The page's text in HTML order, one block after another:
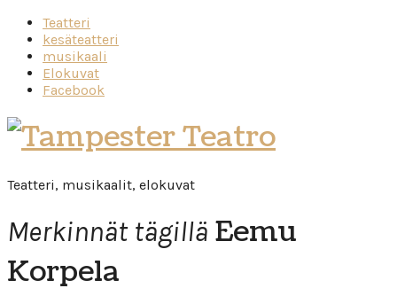
Teatteri
kesäteatteri
musikaali
Elokuvat
Facebook
Tampester
Teatro
Teatteri, musikaalit, elokuvat
Merkinnät tägillä Eemu
Korpela